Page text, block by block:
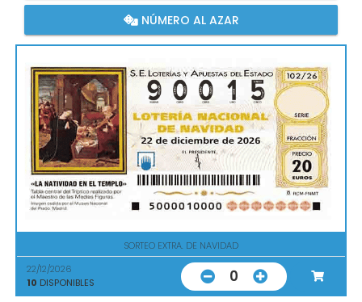
NÚMERO AL AZAR
SORTEO EXTRA. DE NAVIDAD
22/12/2026
10 DISPONIBLES 0